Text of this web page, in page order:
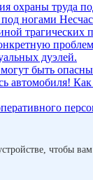
охраны труда
ногами
трагических
дуэлей.
быть опасны
автомобиля! Как
чтобы вам